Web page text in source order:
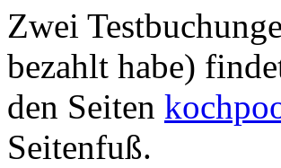
Zwei
bezahlt habe)
den Seiten
Seitenfuß.